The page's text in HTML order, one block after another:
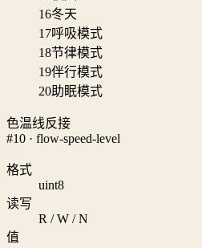
16冬天
17呼吸模式
18节律模式
19伴行模式
20助眠模式
色温线反接
#10 · flow-speed-level
格式
uint8
读写
R / W / N
值